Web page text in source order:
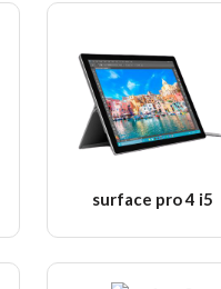
surface pro 4 i5